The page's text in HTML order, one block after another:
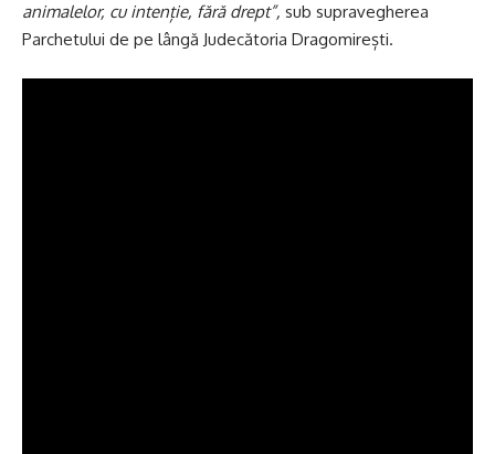
animalelor, cu intenție, fără drept”, sub supravegherea
Parchetului de pe lângă Judecătoria Dragomirești.